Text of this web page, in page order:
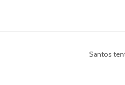
Santos